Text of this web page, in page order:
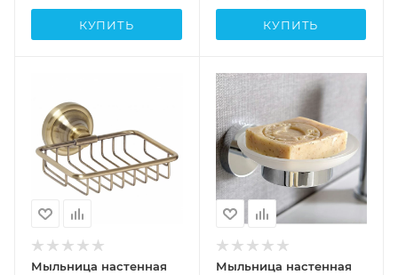
КУПИТЬ КУПИТЬ
Мыльница настенная Мыльница настенная